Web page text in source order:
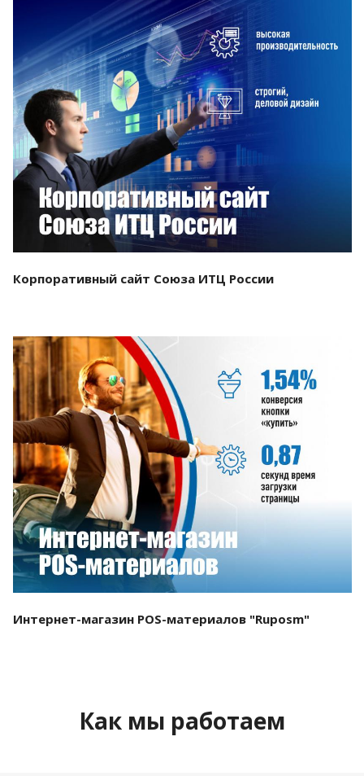
Смотреть проект
Корпоративный сайт Союза ИТЦ России
Смотреть проект
Интернет-магазин POS-материалов "Ruposm"
Как мы работаем